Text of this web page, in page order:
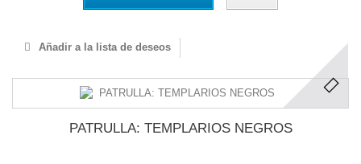
Añadir a la lista de deseos
PATRULLA: TEMPLARIOS NEGROS